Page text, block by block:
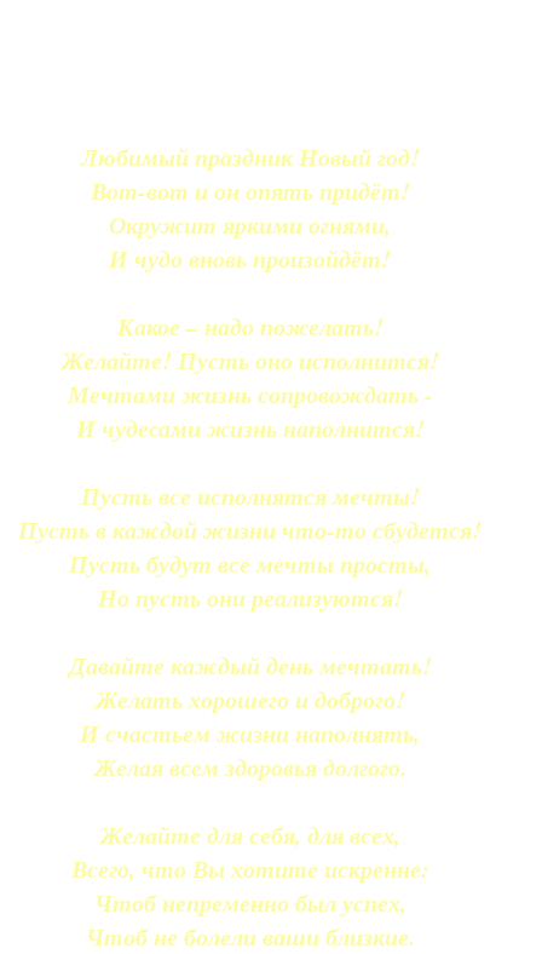
Любимый праздник Новый год!
Вот-вот и он опять придёт!
Окружит яркими огнями,
И чудо вновь произойдёт!
Какое – надо пожелать!
Желайте! Пусть оно исполнится!
Мечтами жизнь сопровождать -
И чудесами жизнь наполнится!
Пусть все исполнятся мечты!
Пусть в каждой жизни что-то сбудется!
Пусть будут все мечты просты,
Но пусть они реализуются!
Давайте каждый день мечтать!
Желать хорошего и доброго!
И счастьем жизни наполнять,
Желая всем здоровья долгого.
Желайте для себя, для всех,
Всего, что Вы хотите искренне:
Чтоб непременно был успех,
Чтоб не болели ваши близкие.